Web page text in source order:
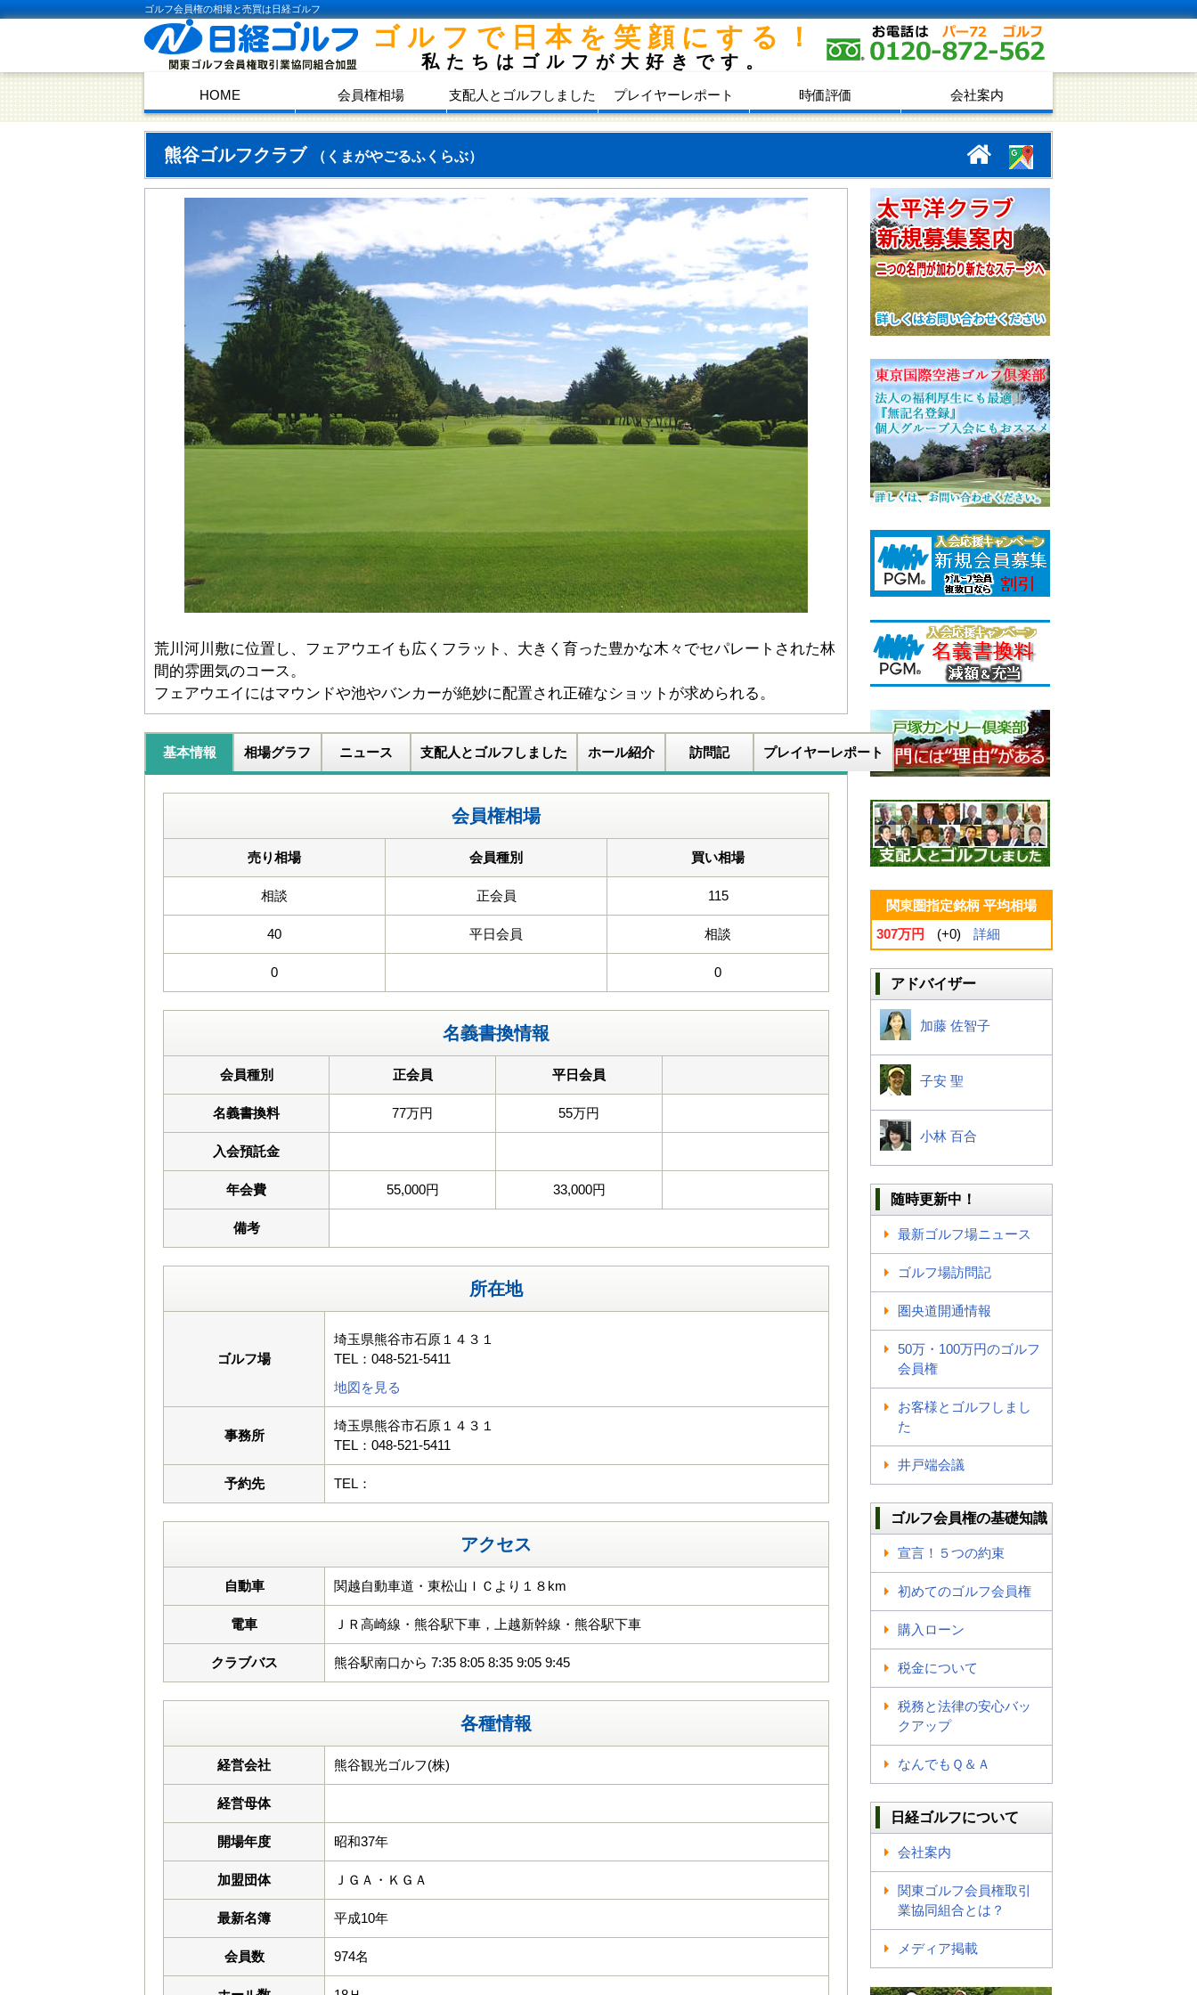
ゴルフ会員権の相場と売買は日経ゴルフ
ゴルフで日本を笑顔にする！
私たちはゴルフが大好きです。
HOME 会員権相場 支配人とゴルフしました プレイヤーレポート 時価評価 会社案内
熊谷ゴルフクラブ （くまがやごるふくらぶ）
荒川河川敷に位置し、フェアウエイも広くフラット、大きく育った豊かな木々でセパレートされた林
間的雰囲気のコース。
フェアウエイにはマウンドや池やバンカーが絶妙に配置され正確なショットが求められる。
基本情報 相場グラフ ニュース 支配人とゴルフしました ホール紹介 訪問記 プレイヤーレポート
会員権相場
売り相場 会員種別 買い相場
相談 正会員 115
40 平日会員 相談
0 0
名義書換情報
会員種別 正会員 平日会員
名義書換料 77万円 55万円
入会預託金
年会費 55,000円 33,000円
備考
所在地
ゴルフ場
埼玉県熊谷市石原１４３１
TEL：048-521-5411
地図を見る
事務所
埼玉県熊谷市石原１４３１
TEL：048-521-5411
予約先 TEL：
アクセス
自動車 関越自動車道・東松山ＩＣより１８km
電車 ＪＲ高崎線・熊谷駅下車，上越新幹線・熊谷駅下車
クラブバス 熊谷駅南口から 7:35 8:05 8:35 9:05 9:45
各種情報
経営会社 熊谷観光ゴルフ(株)
経営母体
開場年度 昭和37年
加盟団体 ＪＧＡ・ＫＧＡ
最新名簿 平成10年
会員数 974名
関東圏指定銘柄 平均相場
307万円
(+0) 詳細
アドバイザー
加藤 佐智子
子安 聖
小林 百合
随時更新中！
最新ゴルフ場ニュース
ゴルフ場訪問記
圏央道開通情報
50万・100万円のゴルフ
会員権
お客様とゴルフしまし
た
井戸端会議
ゴルフ会員権の基礎知識
宣言！５つの約束
初めてのゴルフ会員権
購入ローン
税金について
税務と法律の安心バッ
クアップ
なんでもＱ＆Ａ
日経ゴルフについて
会社案内
関東ゴルフ会員権取引
業協同組合とは？
メディア掲載